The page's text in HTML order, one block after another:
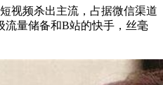
视频杀出主流，占据微信渠道
流量储备和B站的快手，丝毫